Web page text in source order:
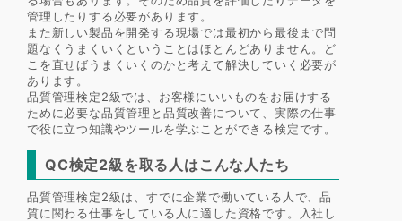
管理したりする必要があります。
また新しい製品を開発する現場では最初から最後まで問
題なくうまくいくということはほとんどありません。ど
こを直せばうまくいくのかと考えて解決していく必要が
あります。
品質管理検定2級では、お客様にいいものをお届けする
ために必要な品質管理と品質改善について、実際の仕事
で役に立つ知識やツールを学ぶことができる検定です。
QC検定2級を取る人はこんな人たち
品質管理検定2級は、すでに企業で働いている人で、品
質に関わる仕事をしている人に適した資格です。入社し